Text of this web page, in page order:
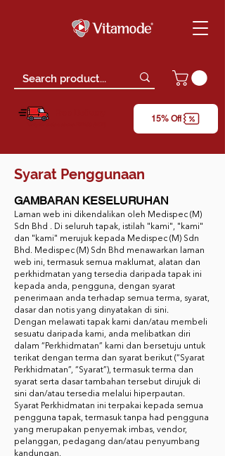
15% Off
Syarat Penggunaan
GAMBARAN KESELURUHAN
Laman web ini dikendalikan oleh Medispec (M)
Sdn Bhd . Di seluruh tapak, istilah "kami", "kami"
dan "kami" merujuk kepada Medispec (M) Sdn
Bhd. Medispec (M) Sdn Bhd menawarkan laman
web ini, termasuk semua maklumat, alatan dan
perkhidmatan yang tersedia daripada tapak ini
kepada anda, pengguna, dengan syarat
penerimaan anda terhadap semua terma, syarat,
dasar dan notis yang dinyatakan di sini.
Dengan melawati tapak kami dan/atau membeli
sesuatu daripada kami, anda melibatkan diri
dalam “Perkhidmatan” kami dan bersetuju untuk
terikat dengan terma dan syarat berikut (“Syarat
Perkhidmatan”, “Syarat”), termasuk terma dan
syarat serta dasar tambahan tersebut dirujuk di
sini dan/atau tersedia melalui hiperpautan.
Syarat Perkhidmatan ini terpakai kepada semua
pengguna tapak, termasuk tanpa had pengguna
yang merupakan penyemak imbas, vendor,
pelanggan, pedagang dan/atau penyumbang
kandungan.